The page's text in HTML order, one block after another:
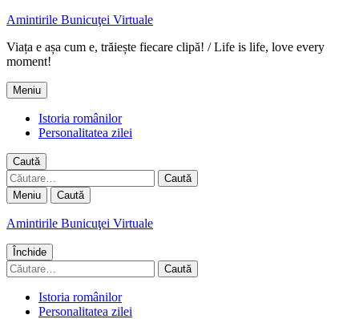
Amintirile Bunicuţei Virtuale
Viața e așa cum e, trăiește fiecare clipă! / Life is life, love every
moment!
Meniu
Istoria românilor
Personalitatea zilei
Caută
Caută
după:
Meniu Caută
Amintirile Bunicuţei Virtuale
Închide
Caută
după:
Istoria românilor
Personalitatea zilei